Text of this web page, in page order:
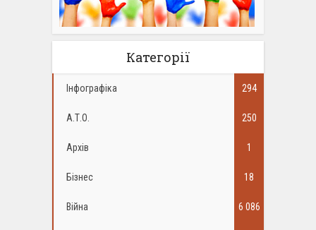
Категорії
Інфографіка 294
А.Т.О. 250
Архів 1
Бізнес 18
Війна 6 086